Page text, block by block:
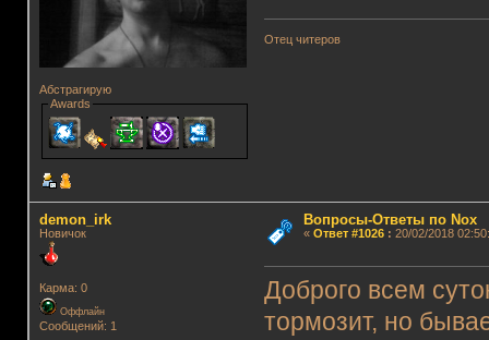
Абстрагирую
Awards
Отец читеров
demon_irk
Новичок
Карма: 0
Оффлайн
Сообщений: 1
Вопросы-Ответы по Nox
« Ответ #1026: 20/02/2018
Доброго всем
тормозит, но